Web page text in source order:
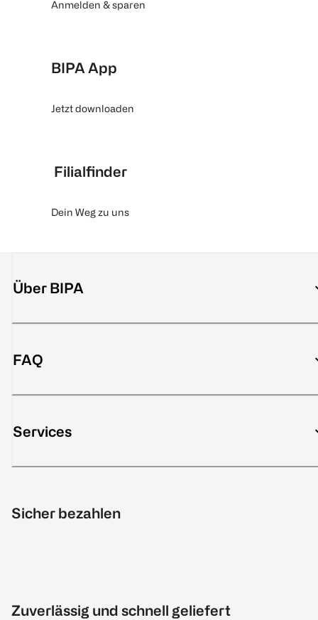
Anmelden & sparen
BIPA App
Jetzt downloaden
Filialfinder
Dein Weg zu uns
Über BIPA
FAQ
Services
Sicher bezahlen
Zuverlässig und schnell geliefert